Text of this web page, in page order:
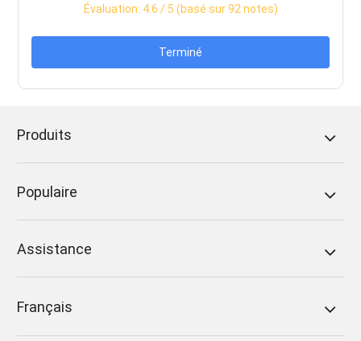
Évaluation: 4.6 / 5 (basé sur92notes)
Terminé
Produits
Populaire
Assistance
Français